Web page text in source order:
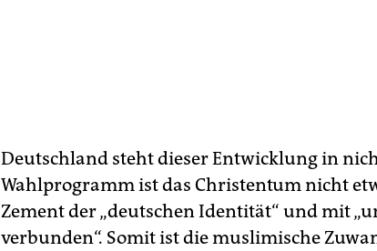
Deutschland steht dieser ­Entwicklung in
Wahlprogramm ist das Christentum nicht
Zement der „deutschen Identität“ und mit
verbunden“. Somit ist die muslimische